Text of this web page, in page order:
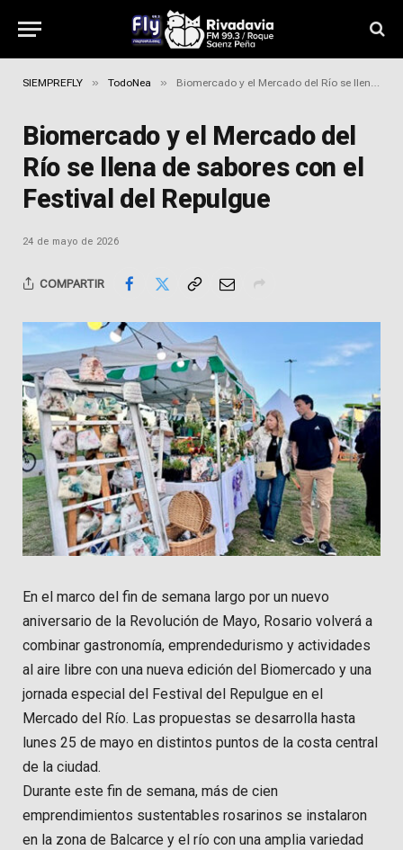
SIEMPREFLY » TodoNea » Biomercado y el Mercado del Río se llena de sabores con el Festival del Repulgue
Biomercado y el Mercado del
Río se llena de sabores con el
Festival del Repulgue
24 de mayo de 2026
COMPARTIR
En el marco del fin de semana largo por un nuevo
aniversario de la Revolución de Mayo, Rosario volverá a
combinar gastronomía, emprendedurismo y actividades
al aire libre con una nueva edición del Biomercado y una
jornada especial del Festival del Repulgue en el
Mercado del Río. Las propuestas se desarrolla hasta
lunes 25 de mayo en distintos puntos de la costa central
de la ciudad.
Durante este fin de semana, más de cien
emprendimientos sustentables rosarinos se instalaron
en la zona de Balcarce y el río con una amplia variedad